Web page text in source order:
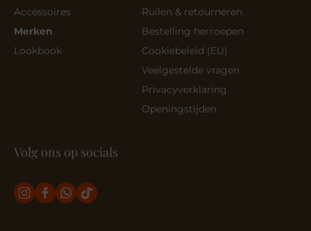
Accessoires
Merken
Lookbook
Ruilen & retourneren
Bestelling herroepen
Cookiebeleid (EU)
Veelgestelde vragen
Privacyverklaring
Openingstijden
Volg ons op socials